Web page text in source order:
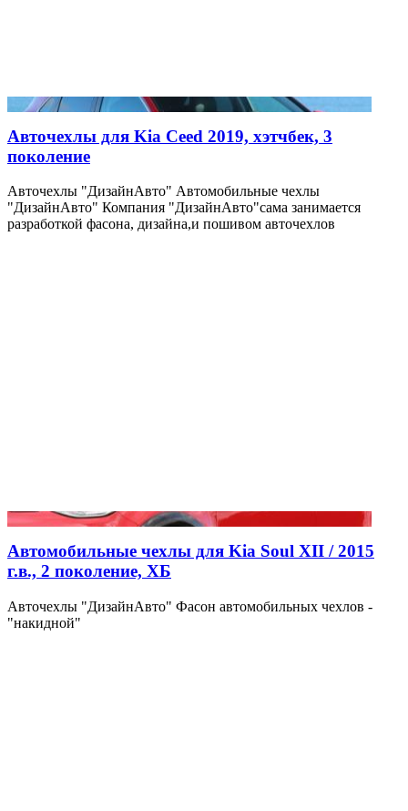
Авточехлы для Kia Ceed 2019, хэтчбек, 3
поколение
Авточехлы "ДизайнАвто" Автомобильные чехлы
"ДизайнАвто" Компания "ДизайнАвто"сама занимается
разработкой фасона, дизайна,и пошивом авточехлов
Автомобильные чехлы для Kia Soul XII / 2015
г.в., 2 поколение, ХБ
Авточехлы "ДизайнАвто" Фасон автомобильных чехлов -
"накидной"